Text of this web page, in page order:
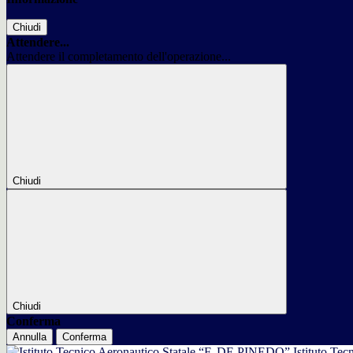
Chiudi
Attendere...
Attendere il completamento dell'operazione...
Chiudi
Chiudi
Conferma
Annulla Conferma